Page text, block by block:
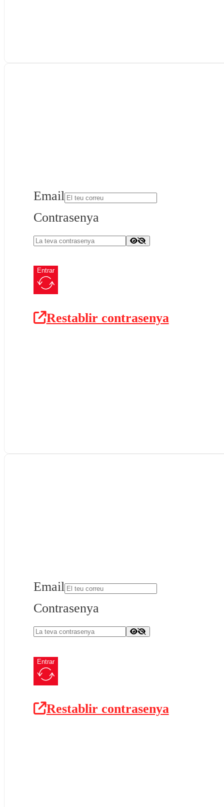
Email
Contrasenya
Entrar
Restablir contrasenya
Email
Contrasenya
Entrar
Restablir contrasenya